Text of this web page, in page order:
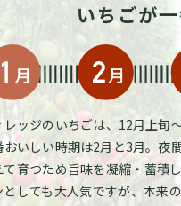
いちごが
レッジのいちごは、12月上旬
おいしい時期は2月と3月。夜
て育つため旨味を凝縮・蓄積
としても大人気ですが、本来